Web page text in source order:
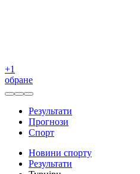
+1
обране
Результати
Прогнози
Спорт
Новини спорту
Результати